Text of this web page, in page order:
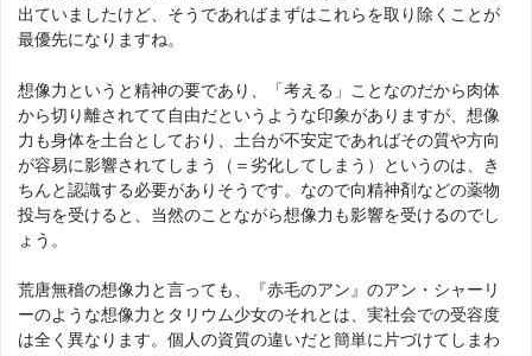
出ていましたけど、そうであればまずはこれらを取り除くことが
最優先になりますね。
想像力というと精神の要であり、「考える」ことなのだから肉体
から切り離されてて自由だというような印象がありますが、想像
力も身体を土台としており、土台が不安定であればその質や方向
が容易に影響されてしまう（＝劣化してしまう）というのは、き
ちんと認識する必要がありそうです。なので向精神剤などの薬物
投与を受けると、当然のことながら想像力も影響を受けるのでし
ょう。
荒唐無稽の想像力と言っても、『赤毛のアン』のアン・シャーリ
ーのような想像力とタリウム少女のそれとは、実社会での受容度
は全く異なります。個人の資質の違いだと簡単に片づけてしまわ